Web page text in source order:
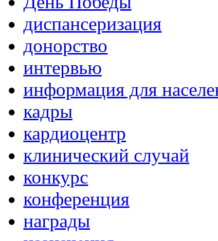
диспансеризация
донорство
интервью
информация для
кадры
кардиоцентр
клинический случай
конкурс
конференция
награды